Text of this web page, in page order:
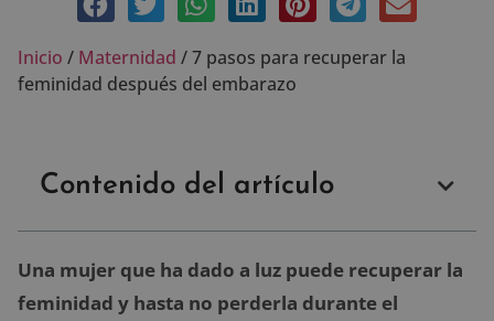
Inicio / Maternidad /7 pasos para recuperar la
feminidad después del embarazo
Contenido del artículo
Una mujer que ha dado a luz puede recuperar la
feminidad y hasta no perderla durante el